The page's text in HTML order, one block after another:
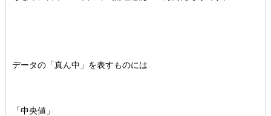
データの「真ん中」を表すものには
「中央値」